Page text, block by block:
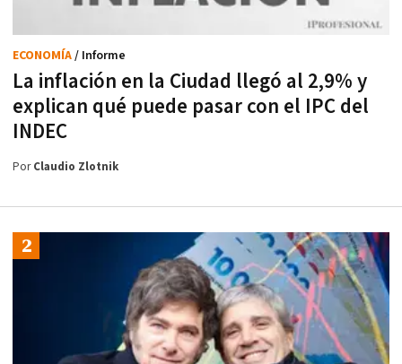
La inflación en la Ciudad llegó al 2,9% y
explican qué puede pasar con el IPC del
INDEC
ECONOMÍA/ Informe
PorClaudio Zlotnik